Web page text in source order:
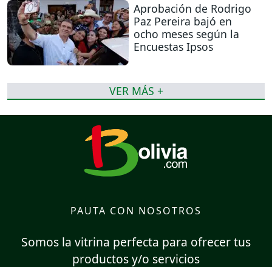
Aprobación de Rodrigo
Paz Pereira bajó en
ocho meses según la
Encuestas Ipsos
VER MÁS +
PAUTA CON NOSOTROS
Somos la vitrina perfecta para ofrecer tus
productos y/o servicios